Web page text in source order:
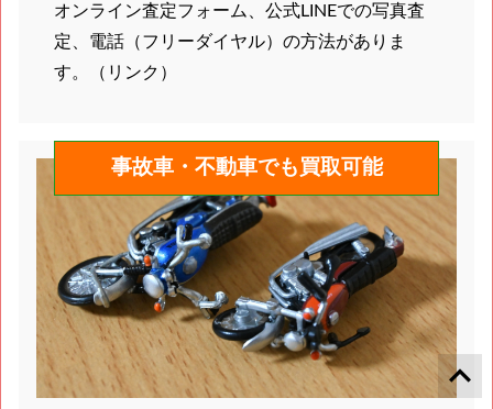
オンライン査定フォーム、公式LINEでの写真査
定、電話（フリーダイヤル）の方法がありま
す。（リンク）
事故車・不動車でも買取可能
keyboard_arrow_up